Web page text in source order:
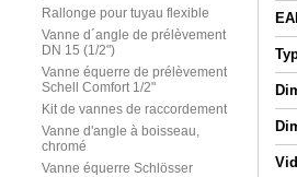
Rallonge pour tuyau flexible
Vanne d´angle de prélèvement
DN 15 (1/2")
Vanne équerre de prélèvement
Schell Comfort 1/2"
Kit de vannes de raccordement
Vanne d'angle à boisseau,
chromé
Vanne équerre Schlösser